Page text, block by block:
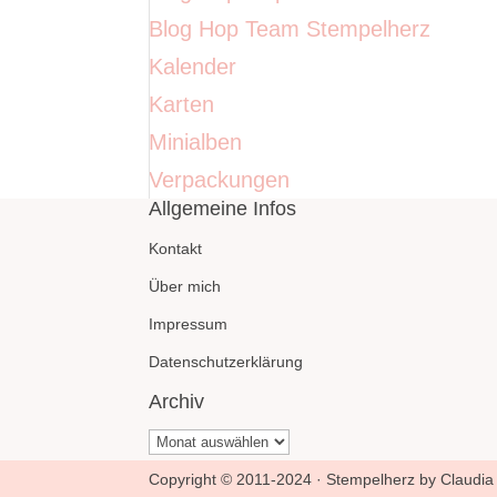
Blog Hop Team Stempelherz
Kalender
Karten
Minialben
Verpackungen
Allgemeine Infos
Kontakt
Über mich
Impressum
Datenschutzerklärung
Archiv
Archiv
Copyright © 2011-2024 · Stempelherz by